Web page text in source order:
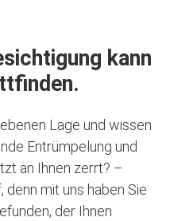
kann
Lage und wissen
Entrümpelung und
an Ihnen zerrt? –
denn mit uns haben Sie
der Ihnen